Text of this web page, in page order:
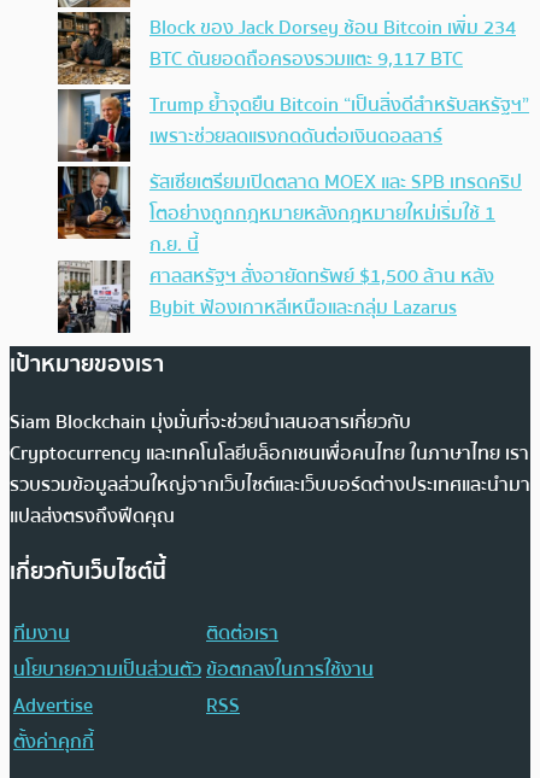
Block ของ Jack Dorsey ช้อน Bitcoin เพิ่ม 234
BTC ดันยอดถือครองรวมแตะ 9,117 BTC
Trump ย้ำจุดยืน Bitcoin “เป็นสิ่งดีสำหรับสหรัฐฯ”
เพราะช่วยลดแรงกดดันต่อเงินดอลลาร์
รัสเซียเตรียมเปิดตลาด MOEX และ SPB เทรดคริป
โตอย่างถูกกฎหมายหลังกฎหมายใหม่เริ่มใช้ 1
ก.ย. นี้
ศาลสหรัฐฯ สั่งอายัดทรัพย์ $1,500 ล้าน หลัง
Bybit ฟ้องเกาหลีเหนือและกลุ่ม Lazarus
เป้าหมายของเรา
Siam Blockchain มุ่งมั่นที่จะช่วยนำเสนอสารเกี่ยวกับ
Cryptocurrency และเทคโนโลยีบล็อกเชนเพื่อคนไทย ในภาษาไทย เรา
รวบรวมข้อมูลส่วนใหญ่จากเว็บไซต์และเว็บบอร์ดต่างประเทศและนำมา
แปลส่งตรงถึงฟีดคุณ
เกี่ยวกับเว็บไซต์นี้
ทีมงาน
ติดต่อเรา
นโยบายความเป็นส่วนตัวข้อตกลงในการใช้งาน
Advertise
RSS
ตั้งค่าคุกกี้